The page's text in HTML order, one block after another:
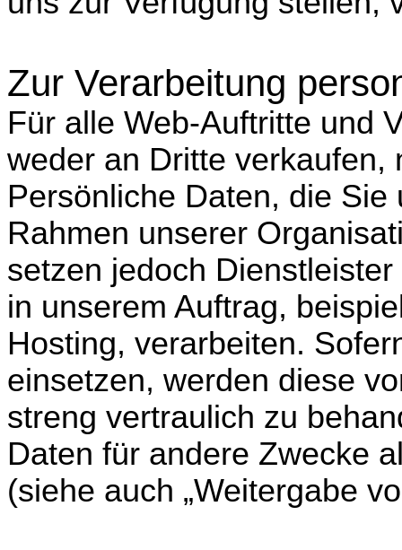
Zur Verarbeitung
Für alle Web-Auftritte und
weder an Dritte verkaufen,
Persönliche Daten, die
Rahmen unserer
setzen jedoch
in unserem Auftrag,
Hosting, verarbeiten.
einsetzen, werden diese
streng vertraulich zu
Daten für andere Zwecke
(siehe auch „Weitergabe